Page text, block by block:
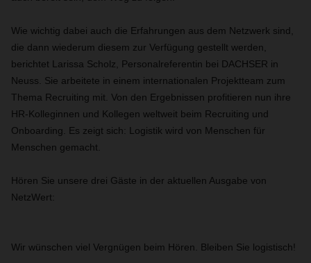
Wie wichtig dabei auch die Erfahrungen aus dem Netzwerk sind,
die dann wiederum diesem zur Verfügung gestellt werden,
berichtet Larissa Scholz, Personalreferentin bei DACHSER in
Neuss. Sie arbeitete in einem internationalen Projektteam zum
Thema Recruiting mit. Von den Ergebnissen profitieren nun ihre
HR-Kolleginnen und Kollegen weltweit beim Recruiting und
Onboarding. Es zeigt sich: Logistik wird von Menschen für
Menschen gemacht.
Hören Sie unsere drei Gäste in der aktuellen Ausgabe von
NetzWert:
Wir wünschen viel Vergnügen beim Hören. Bleiben Sie logistisch!